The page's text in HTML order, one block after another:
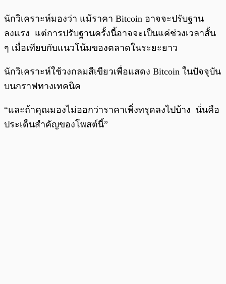
นักวิเคราะห์มองว่า แม้ราคา Bitcoin อาจจะปรับฐาน
ลงแรง แต่การปรับฐานครั้งนี้อาจจะเป็นแค่ช่วงเวลาสั้น
ๆ เมื่อเทียบกับแนวโน้มของตลาดในระยะยาว
นักวิเคราะห์ใช้วงกลมสีเขียวเพื่อแสดง Bitcoin ในปัจจุบัน
บนกราฟทางเทคนิค
“และถ้าคุณมองไม่ออกว่าราคาเพิ่งทรุดลงไปบ้าง นั่นคือ
ประเด็นสำคัญของโพสต์นี้”